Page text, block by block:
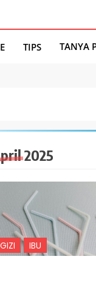
TIPS TANYA
2025
GIZI IBU